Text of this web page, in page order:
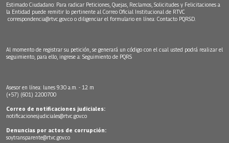
Estimado Ciudadano: Para radicar Peticiones, Quejas, Reclamos, Solicitudes y Felicitaciones a
la Entidad puede remitir lo pertinente al Correo Oficial Institucional de RTVC
correspondencia@rtvc.gov.co o diligenciar el formulario en línea: Contacto PQRSD.
Al momento de registrar su petición, se generará un código con el cual usted podrá realizar el
seguimiento, para ello, ingrese a: Seguimiento de PQRS
Asesor en línea: lunes 9:30 a.m. - 12 m
(+57) (601) 2200700
Correo de notificaciones judiciales:
notificacionesjudiciales@rtvc.gov.co
Denuncias por actos de corrupción:
soytransparente@rtvc.gov.co